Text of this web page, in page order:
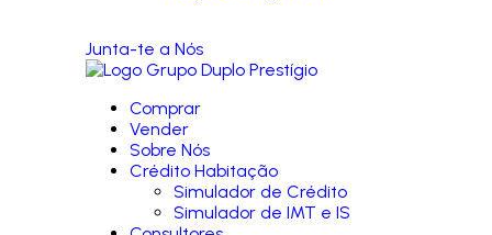
Junta-te a Nós
Comprar
Vender
Sobre Nós
Crédito Habitação
Simulador de Crédito
Simulador de IMT e IS